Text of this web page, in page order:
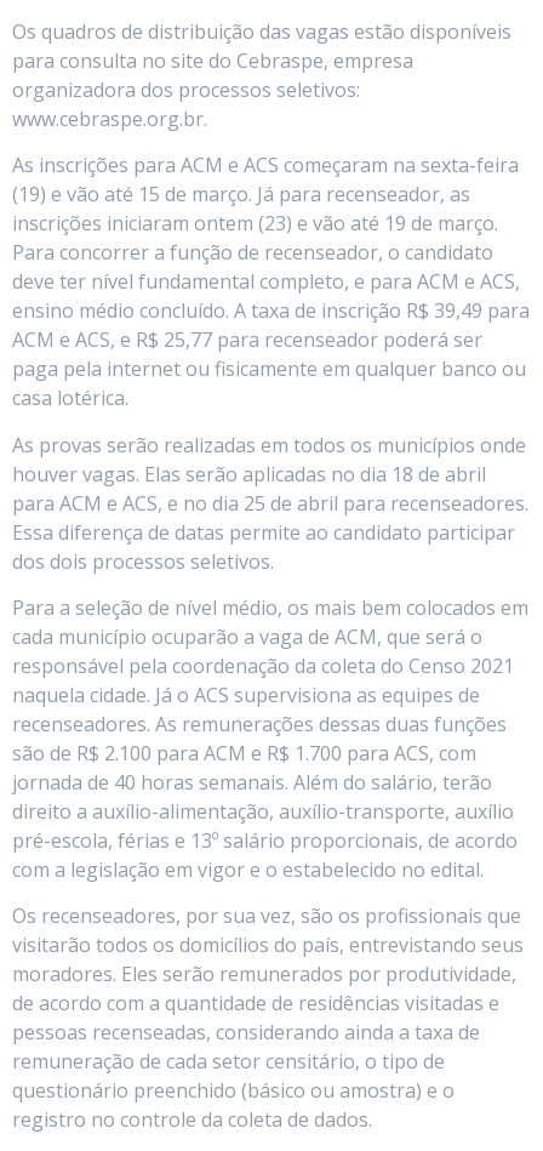
Os quadros de distribuição das vagas estão disponíveis
para consulta no site do Cebraspe, empresa
organizadora dos processos seletivos:
www.cebraspe.org.br.
As inscrições para ACM e ACS começaram na sexta-feira
(19) e vão até 15 de março. Já para recenseador, as
inscrições iniciaram ontem (23) e vão até 19 de março.
Para concorrer a função de recenseador, o candidato
deve ter nível fundamental completo, e para ACM e ACS,
ensino médio concluído. A taxa de inscrição R$ 39,49 para
ACM e ACS, e R$ 25,77 para recenseador poderá ser
paga pela internet ou fisicamente em qualquer banco ou
casa lotérica.
As provas serão realizadas em todos os municípios onde
houver vagas. Elas serão aplicadas no dia 18 de abril
para ACM e ACS, e no dia 25 de abril para recenseadores.
Essa diferença de datas permite ao candidato participar
dos dois processos seletivos.
Para a seleção de nível médio, os mais bem colocados em
cada município ocuparão a vaga de ACM, que será o
responsável pela coordenação da coleta do Censo 2021
naquela cidade. Já o ACS supervisiona as equipes de
recenseadores. As remunerações dessas duas funções
são de R$ 2.100 para ACM e R$ 1.700 para ACS, com
jornada de 40 horas semanais. Além do salário, terão
direito a auxílio-alimentação, auxílio-transporte, auxílio
pré-escola, férias e 13º salário proporcionais, de acordo
com a legislação em vigor e o estabelecido no edital.
Os recenseadores, por sua vez, são os profissionais que
visitarão todos os domicílios do país, entrevistando seus
moradores. Eles serão remunerados por produtividade,
de acordo com a quantidade de residências visitadas e
pessoas recenseadas, considerando ainda a taxa de
remuneração de cada setor censitário, o tipo de
questionário preenchido (básico ou amostra) e o
registro no controle da coleta de dados.